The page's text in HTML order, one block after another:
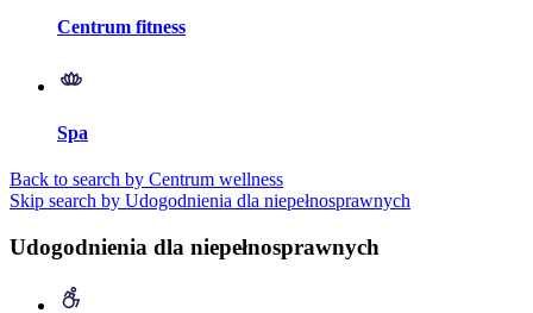
Centrum fitness
Spa
Back to search by Centrum wellness
Skip search by Udogodnienia dla niepełnosprawnych
Udogodnienia dla niepełnosprawnych